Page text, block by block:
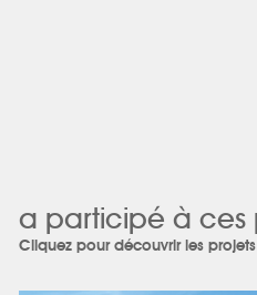
a participé à ces
Cliquez pour découvrir les projets